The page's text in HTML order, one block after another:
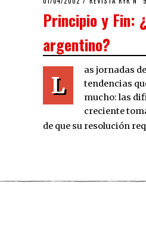
Principio y Fin:
argentino?
L
as jornadas
tendencias
mucho: las
creciente
de que su resolución